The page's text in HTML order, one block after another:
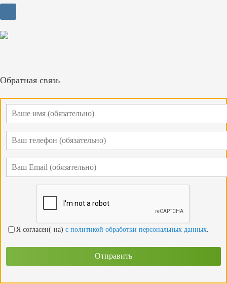
Обратная связь
Я согласен(-на) с политикой обработки персональных данных.